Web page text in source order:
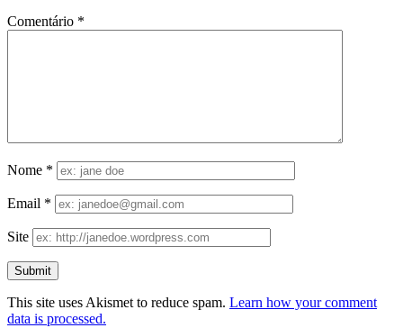
Comentário *
Nome *
Email *
Site
This site uses Akismet to reduce spam. Learn how your comment
data is processed.